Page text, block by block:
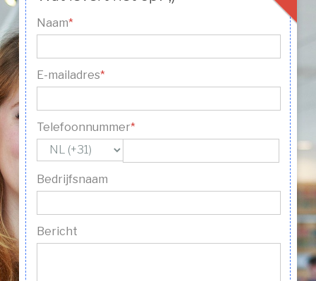
Naam*
E-mailadres*
Telefoonnummer*
Bedrijfsnaam
Bericht